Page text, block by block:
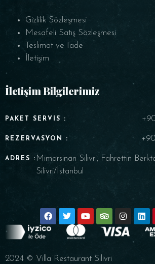
Gizlilik Sözleşmesi
Mesafeli Satış Sözleşmesi
Teslimat ve İade
İletişim
İletişim Bilgilerimiz
PAKET SERVIS :
REZERVASYON :
ADRES : Mimarsinan Silivri, Fahrettin
Silivri/İstanbul
2024 © Villa Restaurant Silivri